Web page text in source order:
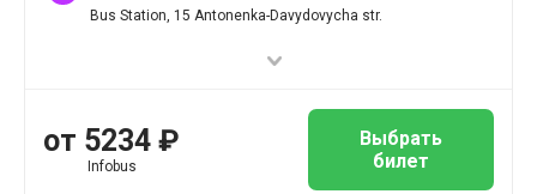
Bus Station, 15 Antonenka-Davydovycha str.
от 5234 ₽
Infobus
Выбрать
билет